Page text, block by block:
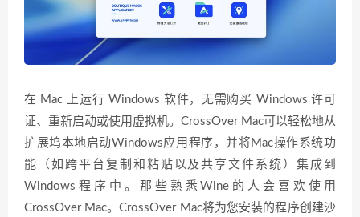
在 Mac 上运行 Windows 软件，无需购买 Windows 许可
证、重新启动或使用虚拟机。CrossOver Mac可以轻松地从
扩展坞本地启动Windows应用程序，并将Mac操作系统功
能（如跨平台复制和粘贴以及共享文件系统）集成到
Windows程序中。那些熟悉Wine的人会喜欢使用
CrossOver Mac。CrossOver Mac将为您安装的程序创建沙